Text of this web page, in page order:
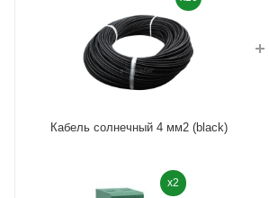
Кабель солнечный 4 мм2 (black)
x2